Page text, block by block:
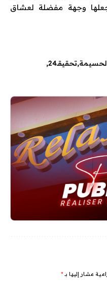
وجهة مفضلة لعشاق
تحقيقـ24
مشار إليها بـ *